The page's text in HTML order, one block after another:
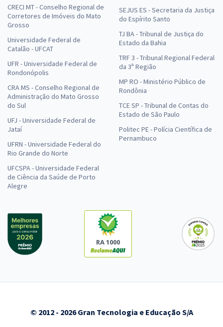
CRECI MT - Conselho Regional de
Corretores de Imóveis do Mato
Grosso
Universidade Federal de
Catalão - UFCAT
UFR - Universidade Federal de
Rondonópolis
CRA MS - Conselho Regional de
Administração do Mato Grosso
do Sul
UFJ - Universidade Federal de
Jataí
UFRN - Universidade Federal do
Rio Grande do Norte
UFCSPA - Universidade Federal
de Ciência da Saúde de Porto
Alegre
SEJUS ES - Secretaria da Justiça
do Espírito Santo
TJ BA - Tribunal de Justiça do
Estado da Bahia
TRF 3 - Tribunal Regional Federal
da 3ª Região
MP RO - Ministério Público de
Rondônia
TCE SP - Tribunal de Contas do
Estado de São Paulo
Politec PE - Polícia Científica de
Pernambuco
RA 1000
© 2012 - 2026 Gran Tecnologia e Educação S/A